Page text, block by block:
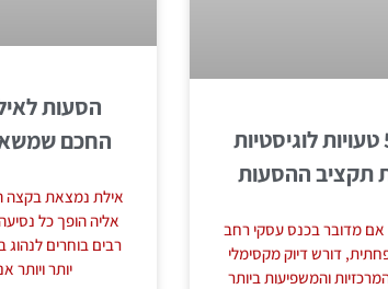
לא רק אוטובוס: 5 טעויות לוגיסטיות
תקציב ההסעות
אם מדובר בכנס עסקי רחב
דורש דיוק מקסימלי
והמשפיעות ביותר
הסעות
החכם
אילת נמצאת בקצה
אליה הופך כל
רבים בוחרים
יותר ויותר